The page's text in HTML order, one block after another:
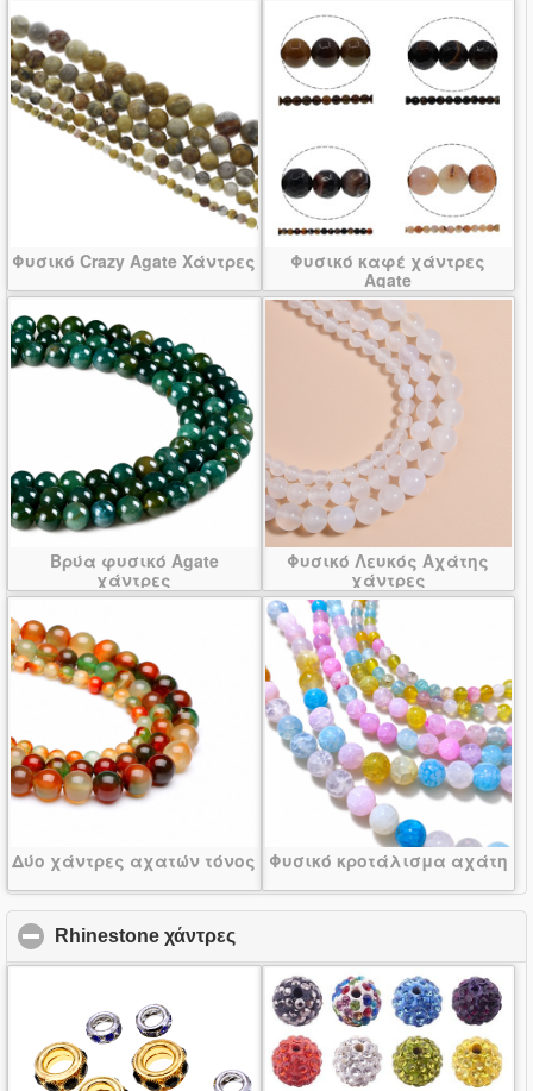
Φυσικό Crazy Agate Χάντρες
Φυσικό καφέ χάντρες
Agate
Βρύα φυσικό Agate
χάντρες
Φυσικό Λευκός Αχάτης
χάντρες
Δύο χάντρες αχατών τόνος Φυσικό κροτάλισμα αχάτη
Rhinestone χάντρες